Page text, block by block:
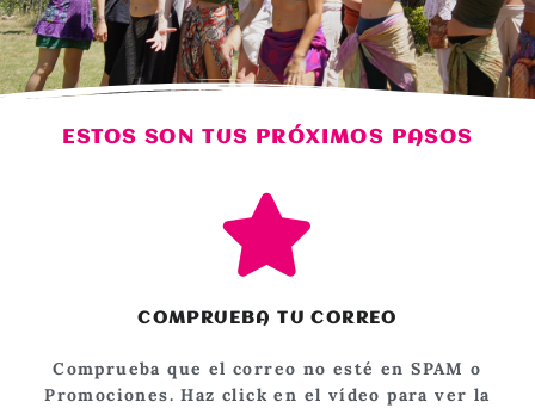
ESTOS SON TUS PRÓXIMOS PASOS
COMPRUEBA TU CORREO
Comprueba que el correo no esté en SPAM o
Promociones. Haz click en el vídeo para ver la